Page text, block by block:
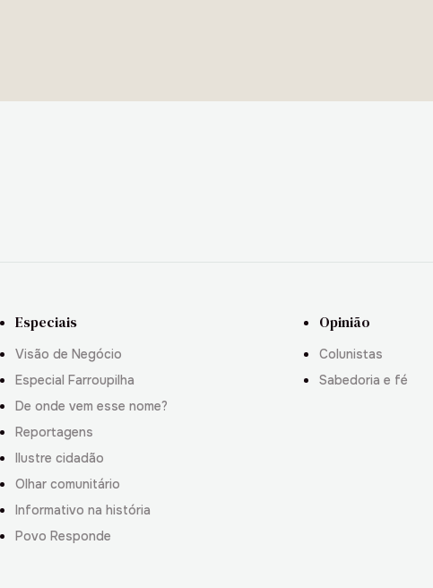
Especiais
Visão de Negócio
Especial Farroupilha
De onde vem esse nome?
Reportagens
Ilustre cidadão
Olhar comunitário
Informativo na história
Povo Responde
Opinião
Colunistas
Sabedoria e fé